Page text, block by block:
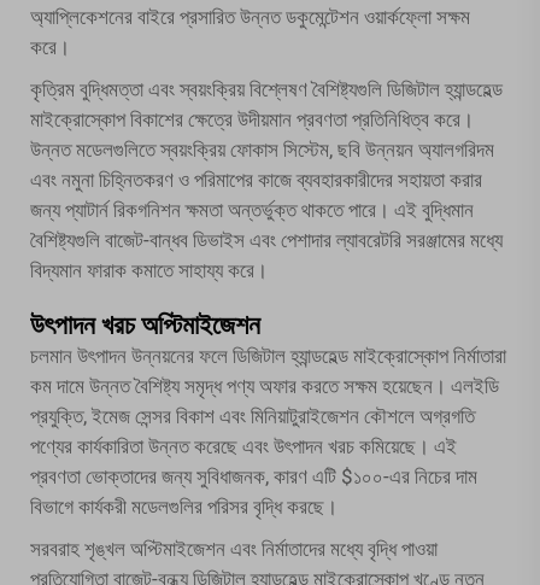
অ্যাপ্লিকেশনের বাইরে প্রসারিত উন্নত ডকুমেন্টেশন ওয়ার্কফ্লো সক্ষম
করে।
কৃত্রিম বুদ্ধিমত্তা এবং স্বয়ংক্রিয় বিশ্লেষণ বৈশিষ্ট্যগুলি ডিজিটাল হ্যান্ডহেল্ড
মাইক্রোস্কোপ বিকাশের ক্ষেত্রে উদীয়মান প্রবণতা প্রতিনিধিত্ব করে।
উন্নত মডেলগুলিতে স্বয়ংক্রিয় ফোকাস সিস্টেম, ছবি উন্নয়ন অ্যালগরিদম
এবং নমুনা চিহ্নিতকরণ ও পরিমাপের কাজে ব্যবহারকারীদের সহায়তা করার
জন্য প্যাটার্ন রিকগনিশন ক্ষমতা অন্তর্ভুক্ত থাকতে পারে। এই বুদ্ধিমান
বৈশিষ্ট্যগুলি বাজেট-বান্ধব ডিভাইস এবং পেশাদার ল্যাবরেটরি সরঞ্জামের মধ্যে
বিদ্যমান ফারাক কমাতে সাহায্য করে।
উৎপাদন খরচ অপ্টিমাইজেশন
চলমান উৎপাদন উন্নয়নের ফলে ডিজিটাল হ্যান্ডহেল্ড মাইক্রোস্কোপ নির্মাতারা
কম দামে উন্নত বৈশিষ্ট্য সমৃদ্ধ পণ্য অফার করতে সক্ষম হয়েছেন। এলইডি
প্রযুক্তি, ইমেজ সেন্সর বিকাশ এবং মিনিয়াটুরাইজেশন কৌশলে অগ্রগতি
পণ্যের কার্যকারিতা উন্নত করেছে এবং উৎপাদন খরচ কমিয়েছে। এই
প্রবণতা ভোক্তাদের জন্য সুবিধাজনক, কারণ এটি $১০০-এর নিচের দাম
বিভাগে কার্যকরী মডেলগুলির পরিসর বৃদ্ধি করছে।
সরবরাহ শৃঙ্খল অপ্টিমাইজেশন এবং নির্মাতাদের মধ্যে বৃদ্ধি পাওয়া
প্রতিযোগিতা বাজেট-বন্ধ্য ডিজিটাল হ্যান্ডহেল্ড মাইক্রোস্কোপ খণ্ডে নতুন